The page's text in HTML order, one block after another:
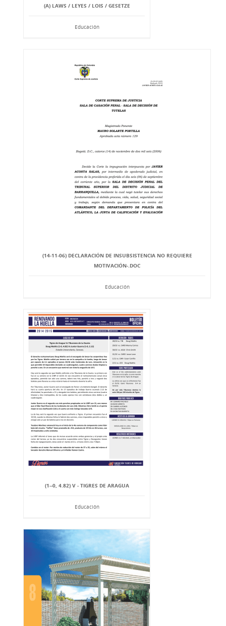
(A) LAWS / LEYES / LOIS / GESETZE
Educación
(14-11-06) DECLARACIÓN DE INSUBSISTENCIA NO REQUIERE
MOTIVACIÓN-.DOC
Educación
(1-‐0, 4.82) V - TIGRES DE ARAGUA
Educación